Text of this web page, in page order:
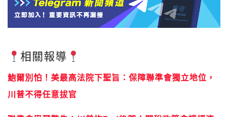
相關報導
鮑爾別怕！美最高法院下聖旨：保障聯準會獨立地位，
川普不得任意拔官